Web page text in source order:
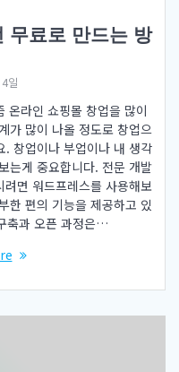
무료로 만드는 방
일
라인 쇼핑몰 창업을 많이
가 많이 나올 정도로 창업으
. 창업이나 부업이나 내 생각
는게 중요합니다. 전문 개발
면 워드프레스를 사용해보
한 편의 기능을 제공하고 있
축과 오픈 과정은…